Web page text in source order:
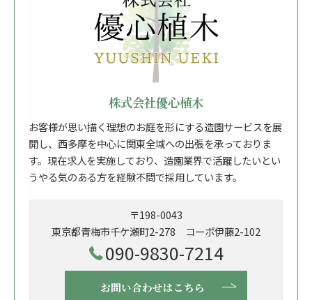
株式会社優心植木
お客様が思い描く理想のお庭を形にする造園サービスを展
開し、西多摩を中心に関東全域への出張を承っておりま
す。現在求人を実施しており、造園業界で活躍したいとい
うやる気のある方を経験不問で採用しています。
〒198-0043
東京都青梅市千ケ瀬町2-278 コーポ伊藤2-102
090-9830-7214
お問い合わせはこちら